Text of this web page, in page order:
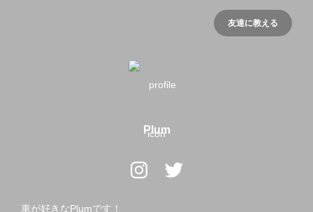
友達に教える
Plum
車が好きなPlumです！